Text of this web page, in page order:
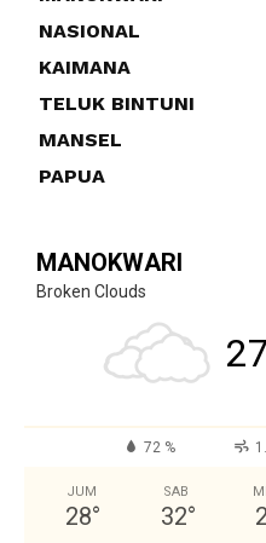
NASIONAL
KAIMANA
TELUK BINTUNI
MANSEL
PAPUA
MANOKWARI
Broken Clouds
72 %
JUM
28°
SAB
32°